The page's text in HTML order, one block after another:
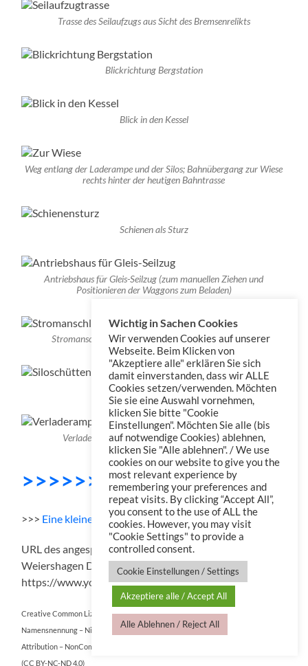
Trasse des Seilaufzugs aus Sicht des Bremsenrelikts
Blickrichtung Bergstation
Blick in den Kessel
Weg entlang der Laderampe und der Silos; Bahnübergang zur Wiese
rechts hinter der heutigen Bahntrasse
Schienen als Sturz
Antriebshaus für Gleis-Seilzug (zum manuellen Ziehen und
Positionieren der Waggons zum Beladen)
Stromanschluss am Antriebshaus für den Gleis-Seilzug
Siloschütten
Verladerampe und Silos aus Sicht von Wiehlpuhl
>>>>>>> DOWNLOAD
>>> Eine kleine Videoimpression
URL des angesprochenen Films „Kohlmeier Steinbruch
Weiershagen Dokumentarfilm 1928 / 29“:
https://www.youtube.com/watch?v=uDjJPtmBcmY
Creative Common Lizenz:
Namensnennung – Nicht kommerziell – Keine Bearbeitungen 4.0 International
Attribution – NonCommercial – NoDerivatives 4.0 International
(CC BY-NC-ND 4.0)
Wichtig in Sachen Cookies
Wir verwenden Cookies auf unserer
Webseite. Beim Klicken von
"Akzeptiere alle" erklären Sie sich
damit einverstanden, dass wir ALLE
Cookies setzen/verwenden. Möchten
Sie sie eine Auswahl vornehmen,
klicken Sie bitte "Cookie
Einstellungen". Möchten Sie alle (bis
auf notwendige Cookies) ablehnen,
klicken Sie "Alle ablehnen". / We use
cookies on our website to give you the
most relevant experience by
remembering your preferences and
repeat visits. By clicking “Accept All”,
you consent to the use of ALL the
cookies. However, you may visit
"Cookie Settings" to provide a
controlled consent.
Cookie Einstellungen / Settings
Akzeptiere alle / Accept All
Alle Ablehnen / Reject All